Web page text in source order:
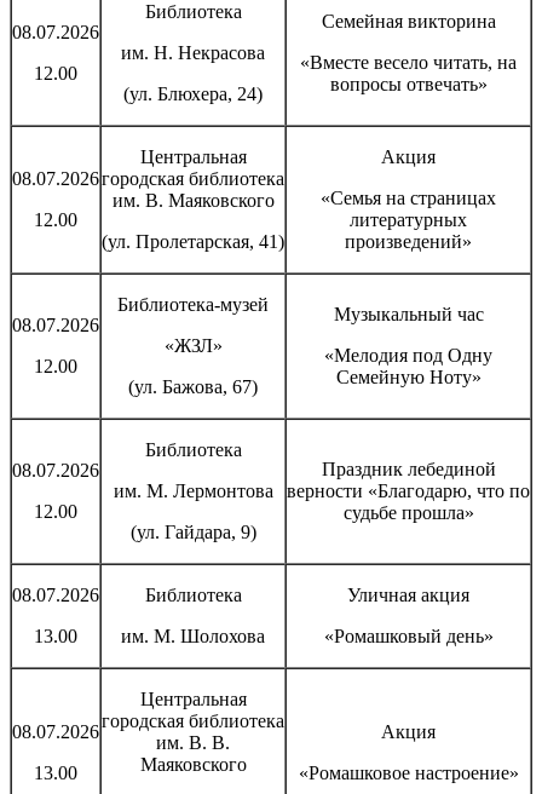
08.07.2026
12.00
Библиотека
им. Н. Некрасова
(ул. Блюхера, 24)
Семейная викторина
«Вместе весело читать, на
вопросы отвечать»
08.07.2026
12.00
Центральная
городская библиотека
им. В. Маяковского
(ул. Пролетарская, 41)
Акция
«Семья на страницах
литературных
произведений»
08.07.2026
12.00
Библиотека-музей
«ЖЗЛ»
(ул. Бажова, 67)
Музыкальный час
«Мелодия под Одну
Семейную Ноту»
08.07.2026
12.00
Библиотека
им. М. Лермонтова
(ул. Гайдара, 9)
Праздник лебединой
верности «Благодарю, что по
судьбе прошла»
08.07.2026
13.00
Библиотека
им. М. Шолохова
Уличная акция
«Ромашковый день»
08.07.2026
13.00
Центральная
городская библиотека
им. В. В.
Маяковского
Акция
«Ромашковое настроение»